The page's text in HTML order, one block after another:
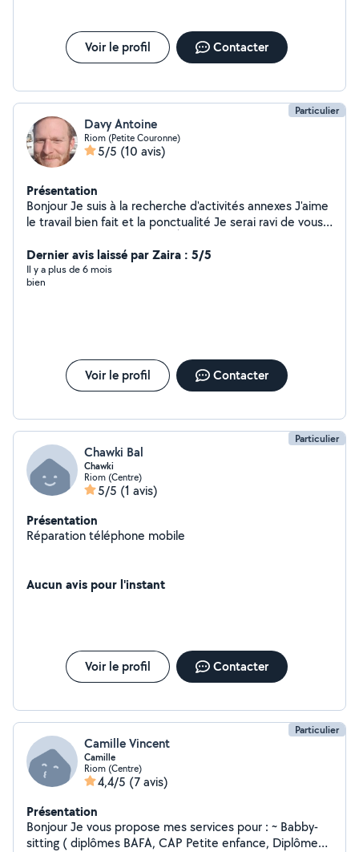
Voir le profil Contacter
Particulier
Davy Antoine
Riom (Petite Couronne)
5/5 (10 avis)
Présentation
Bonjour Je suis à la recherche d'activités annexes J'aime
le travail bien fait et la ponctualité Je serai ravi de vous
Dernier avis laissé par Zaira : 5/5
Il y a plus de 6 mois
bien
Voir le profil Contacter
Particulier
Chawki Bal
Chawki
Riom (Centre)
5/5 (1 avis)
Présentation
Réparation téléphone mobile
Aucun avis pour l'instant
Voir le profil Contacter
Particulier
Camille Vincent
Camille
Riom (Centre)
4,4/5 (7 avis)
Présentation
Bonjour Je vous propose mes services pour : ~ Babby-
sitting ( diplômes BAFA, CAP Petite enfance, Diplôme